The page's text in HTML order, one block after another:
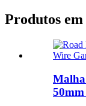
Produtos em
50mm